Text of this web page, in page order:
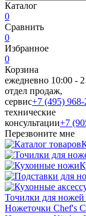
Каталог
0
Сравнить
0
Избранное
0
Корзина
ежедневно 10:00 -
отдел продаж,
сервис+7 (495) 968-
технические
консультации+7
Перезвоните мне
Точилки для
Ножеточки Chef's